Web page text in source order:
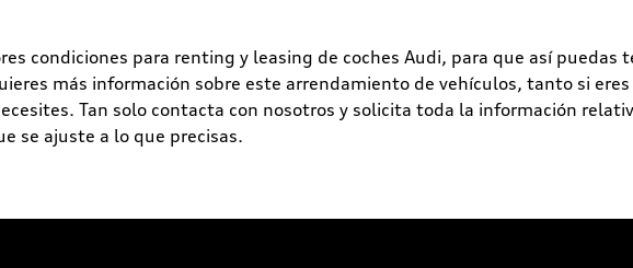
condiciones para renting y leasing de coches Audi, para que así puedas
más información sobre este arrendamiento de vehículos, tanto si
Tan solo contacta con nosotros y solicita toda la información
se ajuste a lo que precisas.